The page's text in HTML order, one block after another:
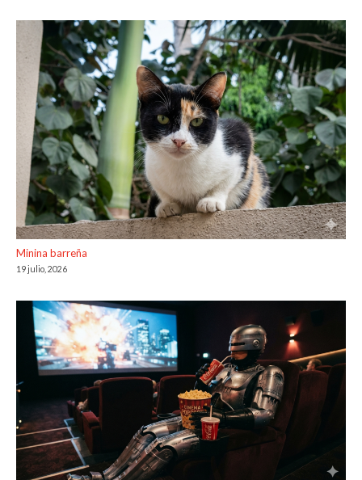
Minina barreña
19 julio, 2026